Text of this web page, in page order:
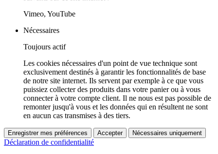
Vimeo, YouTube
Nécessaires
Toujours actif
Les cookies nécessaires d'un point de vue technique sont
exclusivement destinés à garantir les fonctionnalités de base
de notre site internet. Ils servent par exemple à ce que vous
puissiez collecter des produits dans votre panier ou à vous
connecter à votre compte client. Il ne nous est pas possible de
remonter jusqu'à vous et les données qui en résultent ne sont
en aucun cas transmises à des tiers.
Enregistrer mes préférences Accepter Nécessaires uniquement
Déclaration de confidentialité